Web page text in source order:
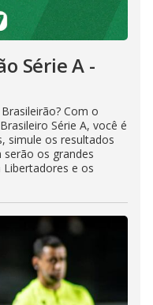
Série A -
Com o
Série A, você é
simule os resultados
os grandes
e os